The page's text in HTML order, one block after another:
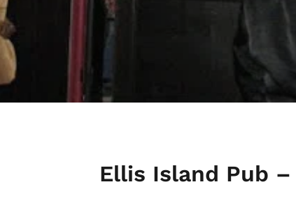
Ellis Island Pub